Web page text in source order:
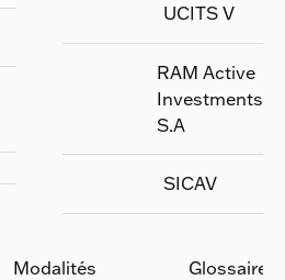
UCITS V
RAM Active
Investments
S.A
SICAV
Modalités
Glossaire